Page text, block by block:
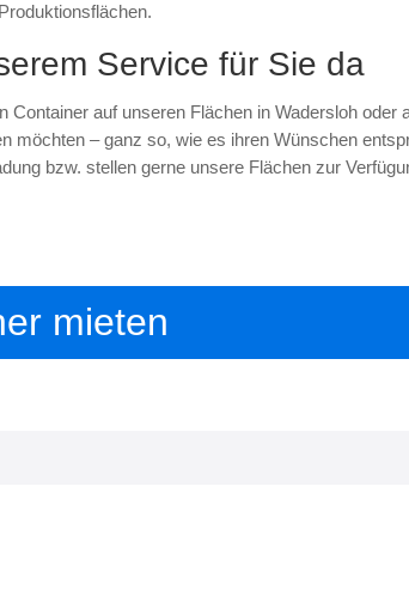
Service für Sie da
Container auf unseren Flächen in Wadersloh oder
möchten – ganz so, wie es ihren Wünschen
bzw. stellen gerne unsere Flächen zur
mieten